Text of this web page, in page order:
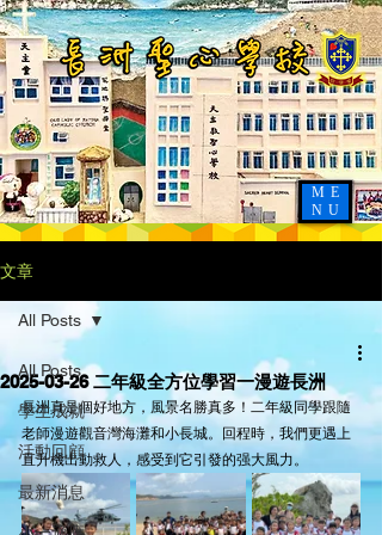
ME
NU
文章
All Posts
學生成就
活動回顧
最新消息
All Posts
2025-03-26 二年級全方位學習一漫遊長洲
長洲真是個好地方，風景名勝真多！二年級同學跟隨
老師漫遊觀音灣海灘和小長城。回程時，我們更遇上
直升機出動救人，感受到它引發的强大風力。